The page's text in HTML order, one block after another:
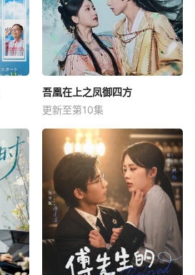
吾凰在上之凤御四方
更新至第10集